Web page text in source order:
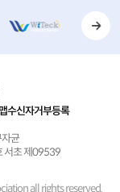
수신자거부등록
균
서초 제09539
all rights reserved.